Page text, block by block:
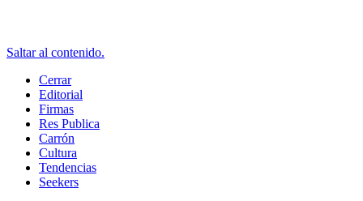
Saltar al contenido.
Cerrar
Editorial
Firmas
Res Publica
Carrón
Cultura
Tendencias
Seekers